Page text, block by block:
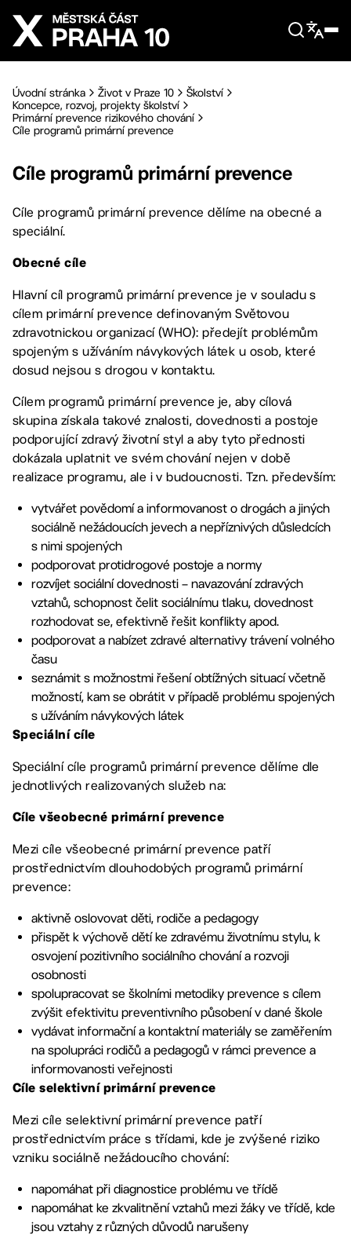
Přejít na hlavní obsah
Úvodní stránka Život v Praze 10
Školství
Koncepce, rozvoj, projekty školství
Primární prevence rizikového chování
Cíle programů primární prevence
Cíle programů primární prevence
Cíle programů primární prevence dělíme na obecné a
speciální.
Obecné cíle
Hlavní cíl programů primární prevence je v souladu s
cílem primární prevence definovaným Světovou
zdravotnickou organizací (WHO): předejít problémům
spojeným s užíváním návykových látek u osob, které
dosud nejsou s drogou v kontaktu.
Cílem programů primární prevence je, aby cílová
skupina získala takové znalosti, dovednosti a postoje
podporující zdravý životní styl a aby tyto přednosti
dokázala uplatnit ve svém chování nejen v době
realizace programu, ale i v budoucnosti. Tzn. především:
vytvářet povědomí a informovanost o drogách a jiných
sociálně nežádoucích jevech a nepříznivých důsledcích
s nimi spojených
podporovat protidrogové postoje a normy
rozvíjet sociální dovednosti – navazování zdravých
vztahů, schopnost čelit sociálnímu tlaku, dovednost
rozhodovat se, efektivně řešit konflikty apod.
podporovat a nabízet zdravé alternativy trávení volného
času
seznámit s možnostmi řešení obtížných situací včetně
možností, kam se obrátit v případě problému spojených
s užíváním návykových látek
Speciální cíle
Speciální cíle programů primární prevence dělíme dle
jednotlivých realizovaných služeb na:
Cíle všeobecné primární prevence
Mezi cíle všeobecné primární prevence patří
prostřednictvím dlouhodobých programů primární
prevence:
aktivně oslovovat děti, rodiče a pedagogy
přispět k výchově dětí ke zdravému životnímu stylu, k
osvojení pozitivního sociálního chování a rozvoji
osobnosti
spolupracovat se školními metodiky prevence s cílem
zvýšit efektivitu preventivního působení v dané škole
vydávat informační a kontaktní materiály se zaměřením
na spolupráci rodičů a pedagogů v rámci prevence a
informovanosti veřejnosti
Cíle selektivní primární prevence
Mezi cíle selektivní primární prevence patří
prostřednictvím práce s třídami, kde je zvýšené riziko
vzniku sociálně nežádoucího chování:
napomáhat při diagnostice problému ve třídě
napomáhat ke zkvalitnění vztahů mezi žáky ve třídě, kde
jsou vztahy z různých důvodů narušeny